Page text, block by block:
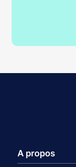
A propos